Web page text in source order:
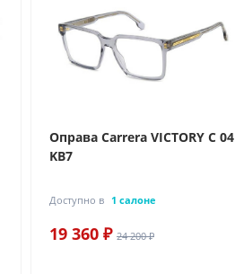
Оправа Carrera VICTORY C 04
KB7
Доступно в 1 салоне
19 360 ₽ 24 200 ₽